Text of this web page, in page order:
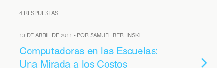
4 RESPUESTAS
13 DE ABRIL DE 2011 • POR SAMUEL BERLINSKI
Computadoras en las Escuelas:
Una Mirada a los Costos